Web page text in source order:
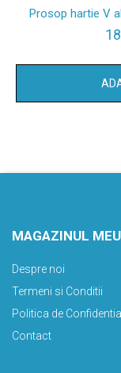
Prosop hartie V
MAGAZINUL MEU
Despre noi
Termeni si Conditii
Politica de
Contact